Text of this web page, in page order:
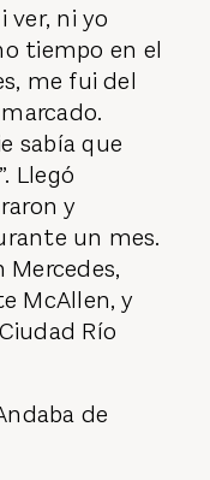
ver, ni yo
tiempo en el
me fui del
sabía que
Llegó
y
un mes.
Mercedes,
McAllen, y
Río
de